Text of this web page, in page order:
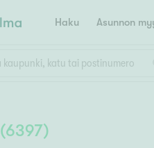
Haku Asunnon
(6397)